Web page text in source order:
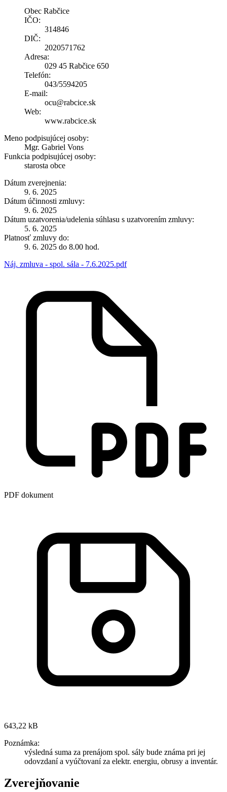
Obec Rabčice
IČO:
314846
DIČ:
2020571762
Adresa:
029 45 Rabčice 650
Telefón:
043/5594205
E-mail:
ocu@rabcice.sk
Web:
www.rabcice.sk
Meno podpisujúcej osoby:
Mgr. Gabriel Vons
Funkcia podpisujúcej osoby:
starosta obce
Dátum zverejnenia:
9. 6. 2025
Dátum účinnosti zmluvy:
9. 6. 2025
Dátum uzatvorenia/udelenia súhlasu s uzatvorením zmluvy:
5. 6. 2025
Platnosť zmluvy do:
9. 6. 2025 do 8.00 hod.
Náj. zmluva - spol. sála - 7.6.2025.pdf
PDF dokument
643,22 kB
Poznámka:
výsledná suma za prenájom spol. sály bude známa pri jej
odovzdaní a vyúčtovaní za elektr. energiu, obrusy a inventár.
Zverejňovanie